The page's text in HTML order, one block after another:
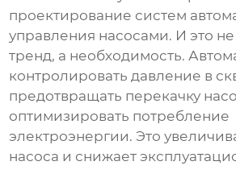
проектирование систем
управления насосами. И это
тренд, а необходимость.
контролировать давление в
предотвращать перекачку
оптимизировать потребление
электроэнергии. Это
насоса и снижает